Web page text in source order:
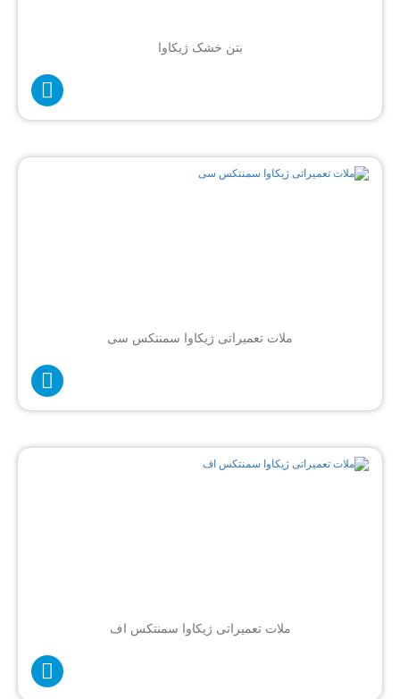
بتن خشک ژیکاوا
ملات تعمیراتی ژیکاوا سمنتکس سی
ملات تعمیراتی ژیکاوا سمنتکس اف